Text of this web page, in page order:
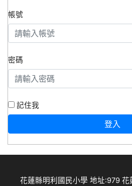
帳號
密碼
記住我
登入
花蓮縣明利國民小學 地址:979 花